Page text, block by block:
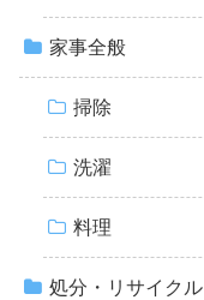
家事全般
掃除
洗濯
料理
処分・リサイクル